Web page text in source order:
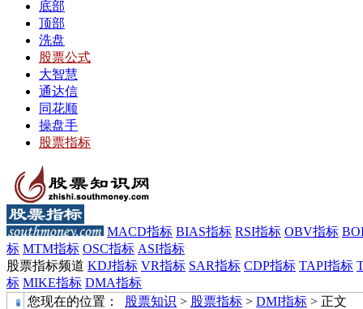
底部
顶部
洗盘
股票公式
大智慧
通达信
同花顺
操盘手
股票指标
MACD指标 BIAS指标 RSI指标 OBV指标
标 MTM指标 OSC指标 ASI指标
股票指标频道 KDJ指标 VR指标 SAR指标 CDP指标 TAPI指标
标 MIKE指标 DMA指标
您现在的位置：
股票知识 > 股票指标 > DMI指标 > 正文